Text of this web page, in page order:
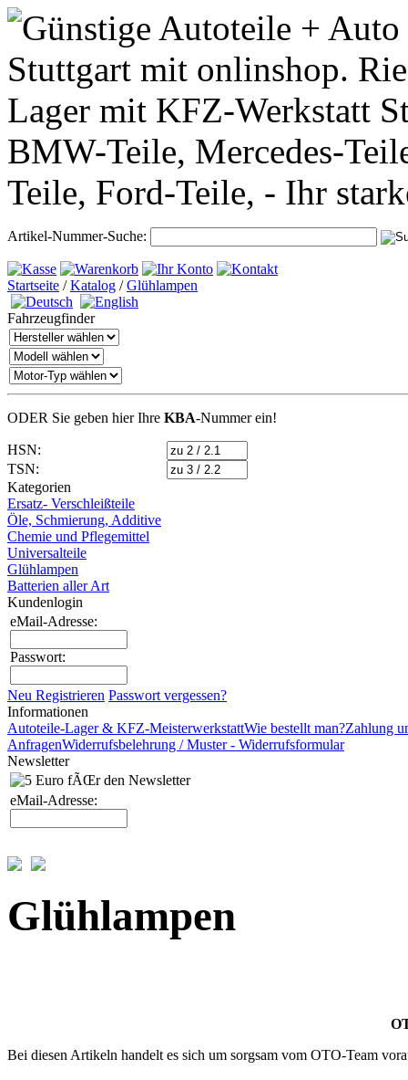
Artikel-Nummer-Suche:
Startseite /Katalog /Glühlampen
Fahrzeugfinder
ODER Sie geben hier Ihre KBA-Nummerein!
HSN:
TSN:
Kategorien
Ersatz- Verschleißteile
Öle, Schmierung, Additive
Chemie und Pflegemittel
Universalteile
Glühlampen
Batterien aller Art
Kundenlogin
eMail-Adresse:
Passwort:
Neu Registrieren Passwort vergessen?
Informationen
Autoteile-Lager & KFZ-MeisterwerkstattWie bestellt man?Zahlung
AnfragenWiderrufsbelehrung / Muster - Widerrufsformular
Newsletter
eMail-Adresse:
Glühlampen
Bei diesen Artikeln handelt es sich um sorgsam vom OTO-Team